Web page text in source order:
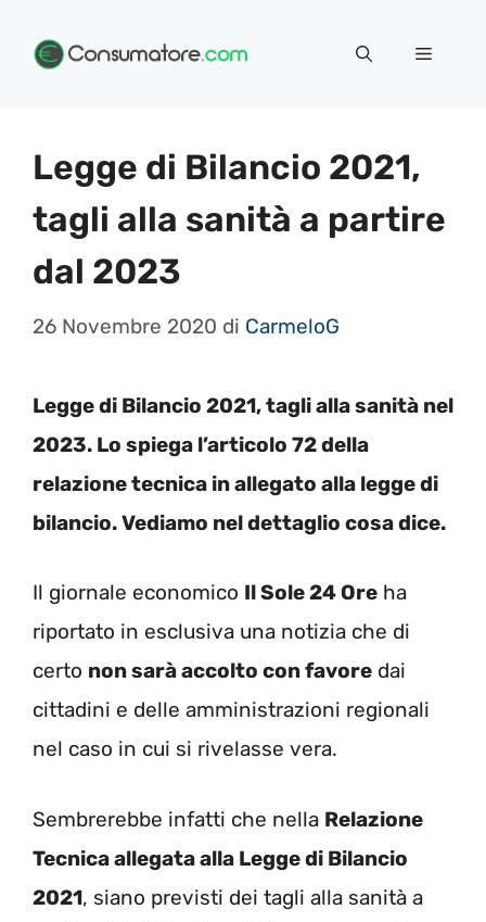
Menu
Legge di Bilancio 2021,
tagli alla sanità a partire
dal 2023
26 Novembre 2020 di CarmeloG
Legge di Bilancio 2021, tagli alla sanità nel
2023. Lo spiega l’articolo 72 della
relazione tecnica in allegato alla legge di
bilancio. Vediamo nel dettaglio cosa dice.
Il giornale economico Il Sole 24 Ore ha
riportato in esclusiva una notizia che di
certo non sarà accolto con favore dai
cittadini e delle amministrazioni regionali
nel caso in cui si rivelasse vera.
Sembrerebbe infatti che nella Relazione
Tecnica allegata alla Legge di Bilancio
2021, siano previsti dei tagli alla sanità a